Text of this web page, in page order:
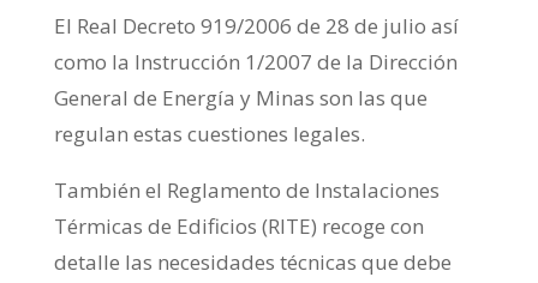
El Real Decreto 919/2006 de 28 de julio así
como la Instrucción 1/2007 de la Dirección
General de Energía y Minas son las que
regulan estas cuestiones legales.
También el Reglamento de Instalaciones
Térmicas de Edificios (RITE) recoge con
detalle las necesidades técnicas que debe